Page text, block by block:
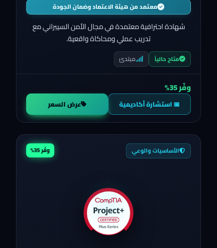
معتمد من هيئة الاعتماد وضمان الجودة
شهادة احترافية معتمدة في مجال الأمن السيبراني مع
تدريب عملي ومحاكاة واقعية.
متاح حالياً مبتدئ
وفّر 35%
📅 استشارة أكاديمية عرض السعر
الأساسيات والوعي وفّر 35%